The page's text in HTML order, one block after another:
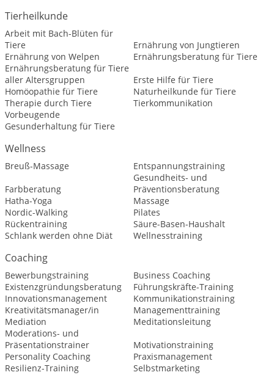
Tierheilkunde
Arbeit mit Bach-Blüten für
Tiere
Ernährung von Jungtieren
Ernährung von Welpen
Ernährungsberatung für Tiere
Ernährungsberatung für Tiere
aller Altersgruppen
Erste Hilfe für Tiere
Homöopathie für Tiere
Naturheilkunde für Tiere
Therapie durch Tiere
Tierkommunikation
Vorbeugende
Gesunderhaltung für Tiere
Wellness
Breuß-Massage
Entspannungstraining
Farbberatung
Gesundheits- und
Präventionsberatung
Hatha-Yoga
Massage
Nordic-Walking
Pilates
Rückentraining
Säure-Basen-Haushalt
Schlank werden ohne Diät
Wellnesstraining
Coaching
Bewerbungstraining
Business Coaching
Existenzgründungsberatung
Führungskräfte-Training
Innovationsmanagement
Kommunikationstraining
Kreativitätsmanager/in
Managementtraining
Mediation
Meditationsleitung
Moderations- und
Präsentationstrainer
Motivationstraining
Personality Coaching
Praxismanagement
Resilienz-Training
Selbstmarketing